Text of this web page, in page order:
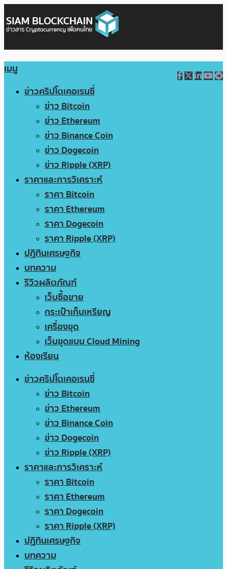
เมนู
ข่าวคริปโตเคอเรนซี่
ข่าว Bitcoin
ข่าว Ethereum
ข่าว Binance Coin
ข่าว Dogecoin
ข่าว Ripple (XRP)
ราคาและการวิเคราะห์
ราคา Bitcoin
ราคา Ethereum
ราคา Dogecoin
ราคา Ripple (XRP)
ปฏิทินเศรษฐกิจ
บทความ
รีวิวผลิตภัณฑ์
เว็บซื้อขาย
กระเป๋าเก็บเหรียญ
เครื่องขุด
เว็บขุดแบบ Cloud Mining
ห้องเรียน
ข่าวคริปโตเคอเรนซี่
ข่าว Bitcoin
ข่าว Ethereum
ข่าว Binance Coin
ข่าว Dogecoin
ข่าว Ripple (XRP)
ราคาและการวิเคราะห์
ราคา Bitcoin
ราคา Ethereum
ราคา Dogecoin
ราคา Ripple (XRP)
ปฏิทินเศรษฐกิจ
บทความ